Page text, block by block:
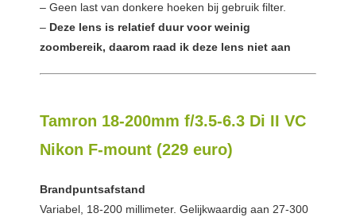
– Geen last van donkere hoeken bij gebruik filter.
– Deze lens is relatief duur voor weinig
zoombereik, daarom raad ik deze lens niet aan
Tamron 18-200mm f/3.5-6.3 Di II VC
Nikon F-mount (229 euro)
Brandpuntsafstand
Variabel, 18-200 millimeter. Gelijkwaardig aan 27-300